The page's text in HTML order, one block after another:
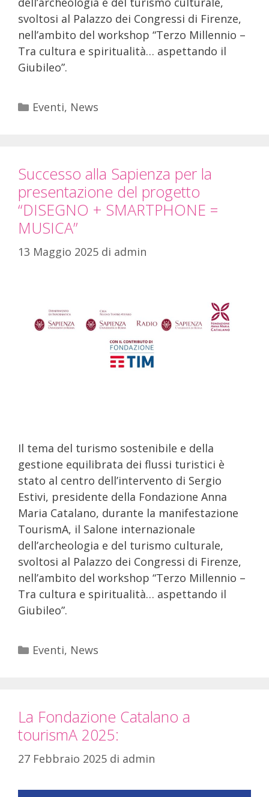
svoltosi al Palazzo dei Congressi di Firenze,
nell’ambito del workshop “Terzo Millennio –
Tra cultura e spiritualità… aspettando il
Giubileo”.
Eventi, News
Successo alla Sapienza per la
presentazione del progetto
“DISEGNO + SMARTPHONE =
MUSICA”
13 Maggio 2025 di admin
Il tema del turismo sostenibile e della
gestione equilibrata dei flussi turistici è
stato al centro dell’intervento di Sergio
Estivi, presidente della Fondazione Anna
Maria Catalano, durante la manifestazione
TourismA, il Salone internazionale
dell’archeologia e del turismo culturale,
svoltosi al Palazzo dei Congressi di Firenze,
nell’ambito del workshop “Terzo Millennio –
Tra cultura e spiritualità… aspettando il
Giubileo”.
Eventi, News
La Fondazione Catalano a
tourismA 2025:
27 Febbraio 2025 di admin